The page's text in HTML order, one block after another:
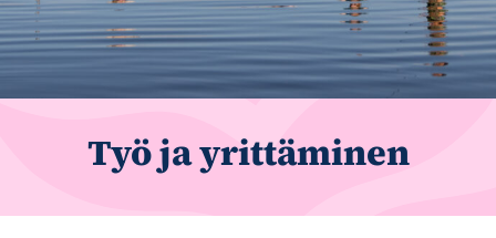
Työ ja yrittäminen